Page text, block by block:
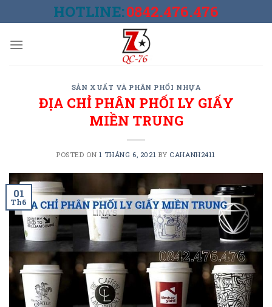
to
HOTLINE:0842.476.476
SẢN XUẤT VÀ PHÂN PHỐI NHỰA
ĐỊA CHỈ PHÂN PHỐI LY GIẤY
MIỀN TRUNG
POSTED ON 1 THÁNG 6, 2021 BY CAHANH2411
01
Th6